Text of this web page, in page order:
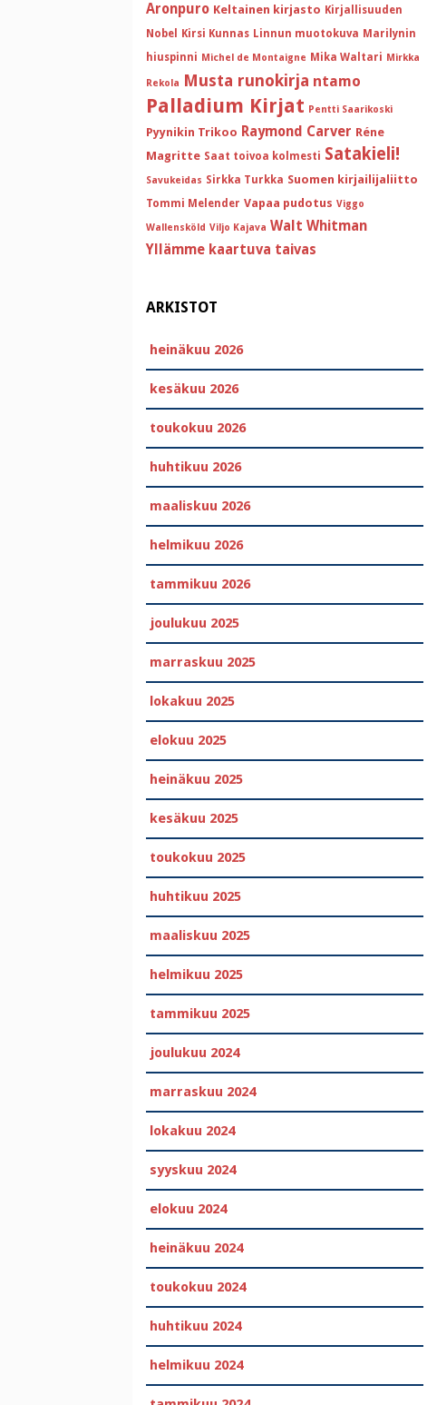
Aronpuro Keltainen kirjasto Kirjallisuuden
Nobel
Kirsi Kunnas Linnun muotokuva Marilynin
hiuspinni Michel de Montaigne Mika Waltari Mirkka
Rekola Musta runokirja ntamo
Palladium Kirjat Pentti Saarikoski
Pyynikin Trikoo Raymond Carver Réne
Magritte Saat toivoa kolmesti Satakieli!
Savukeidas Sirkka Turkka Suomen kirjailijaliitto
Tommi Melender Vapaa pudotus Viggo
Wallensköld Viljo Kajava Walt Whitman
Yllämme kaartuva taivas
ARKISTOT
heinäkuu 2026
kesäkuu 2026
toukokuu 2026
huhtikuu 2026
maaliskuu 2026
helmikuu 2026
tammikuu 2026
joulukuu 2025
marraskuu 2025
lokakuu 2025
elokuu 2025
heinäkuu 2025
kesäkuu 2025
toukokuu 2025
huhtikuu 2025
maaliskuu 2025
helmikuu 2025
tammikuu 2025
joulukuu 2024
marraskuu 2024
lokakuu 2024
syyskuu 2024
elokuu 2024
heinäkuu 2024
toukokuu 2024
huhtikuu 2024
helmikuu 2024